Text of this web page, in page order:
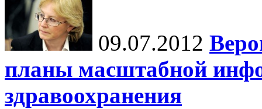
09.07.2012
планы масштабной
здравоохранения